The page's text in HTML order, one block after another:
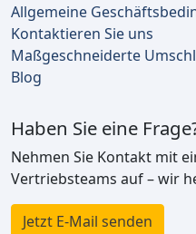
Allgemeine
Kontaktieren Sie uns
Maßgeschneiderte
Blog
Haben Sie eine
Nehmen Sie Kontakt mit
Vertriebsteams auf – wir
Jetzt E-Mail senden